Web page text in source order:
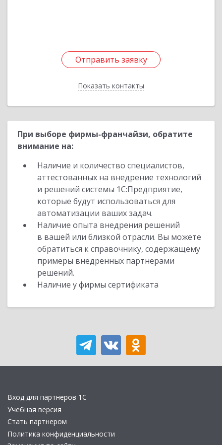
Отправить заявку
Показать контакты
Отправить заявку
Назад
При выборе фирмы-франчайзи, обратите
внимание на:
Наличие и количество специалистов,
аттестованных на внедрение технологий
и решений системы 1С:Предприятие,
которые будут использоваться для
автоматизации ваших задач.
Наличие опыта внедрения решений
в вашей или близкой отрасли. Вы можете
обратиться к справочнику, содержащему
примеры внедренных партнерами
решений.
Наличие у фирмы сертификата
Вход для партнеров 1С
Учебная версия
Стать партнером
Политика конфиденциальности